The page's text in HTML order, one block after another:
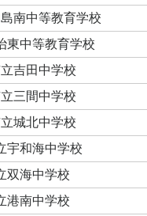
南中等教育学校
東中等教育学校
吉田中学校
三間中学校
城北中学校
宇和海中学校
双海中学校
港南中学校